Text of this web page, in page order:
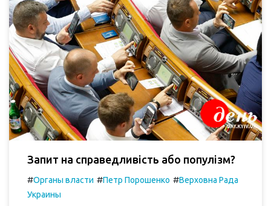
Запит на справедливість або популізм?
#Органы власти #Петр Порошенко #Верховна Рада
Украины